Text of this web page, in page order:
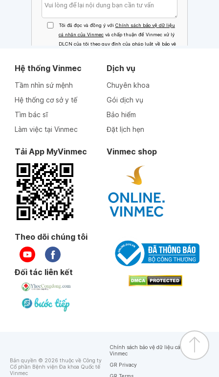
Hệ thống Vinmec
Tầm nhìn sứ mệnh
Hệ thống cơ sở y tế
Tìm bác sĩ
Làm việc tại Vinmec
Dịch vụ
Chuyên khoa
Gói dịch vụ
Bảo hiểm
Đặt lịch hẹn
Tải App MyVinmec Vinmec shop
Theo dõi chúng tôi
Đối tác liên kết
Bản quyền © 2026 thuộc về Công ty
Cổ phần Bệnh viện Đa khoa Quốc tế
Vinmec
Chính sách bảo vệ dữ liệu cá nhân của
Vinmec
GR Privacy